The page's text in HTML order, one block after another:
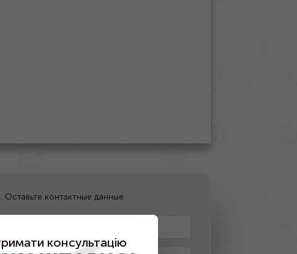
Оставьте контактные данные
консультацію